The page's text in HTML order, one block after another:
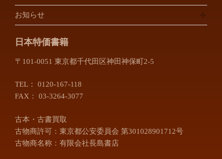
お知らせ
日本特価書籍
〒101-0051 東京都千代田区神田神保町2-5
TEL： 0120-167-118
FAX： 03-3264-3077
古本・古書買取
古物商許可：東京都公安委員会 第301028901712号
古物商名称：有限会社長島書店